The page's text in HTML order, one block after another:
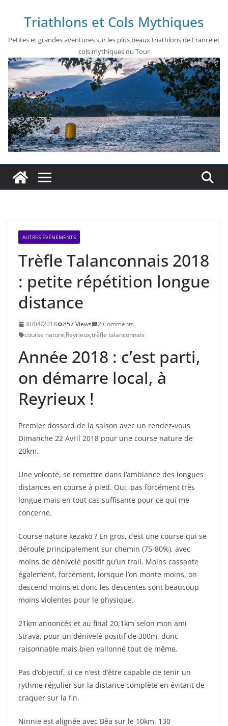
contenu
Triathlons et Cols Mythiques
Petites et grandes aventures sur les plus beaux triathlons de France et
cols mythiques du Tour
AUTRES ÉVÉNEMENTS
Trèfle Talanconnais 2018
: petite répétition longue
distance
30/04/2018 857 Views
2 Comments
course nature,Reyrieux,trèfle talanconnais
Année 2018 : c’est parti,
on démarre local, à
Reyrieux !
Premier dossard de la saison avec un rendez-vous
Dimanche 22 Avril 2018 pour une course nature de
20km.
Une volonté, se remettre dans l’ambiance des longues
distances en course à pied. Oui, pas forcément très
longue mais en tout cas suffisante pour ce qui me
concerne.
Course nature kezako ? En gros, c’est une course qui se
déroule principalement sur chemin (75-80%), avec
moins de dénivelé positif qu’un trail. Moins cassante
également, forcément, lorsque l’on monte moins, on
descend moins et donc les descentes sont beaucoup
moins violentes pour le physique.
21km annoncés et au final 20,1km selon mon ami
Strava, pour un dénivelé positif de 300m, donc
raisonnable mais bien vallonné tout de même.
Pas d’objectif, si ce n’est d’être capable de tenir un
rythme régulier sur la distance complète en évitant de
craquer sur la fin.
Ninnie est alignée avec Béa sur le 10km. 130